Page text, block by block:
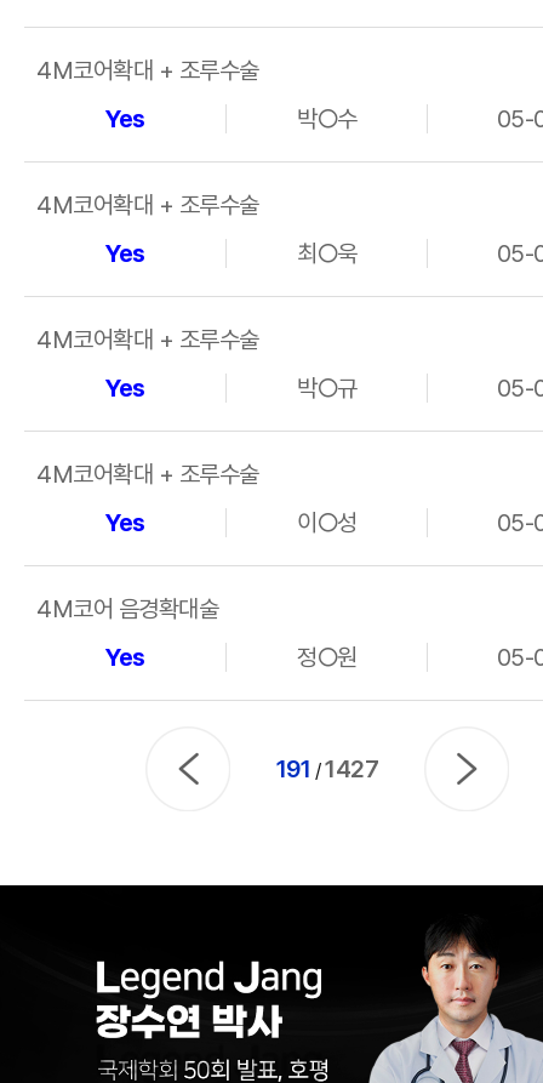
4M코어확대 + 조루수술
Yes
박○수 05-
4M코어확대 + 조루수술
Yes
최○욱 05-
4M코어확대 + 조루수술
Yes
박○규 05-
4M코어확대 + 조루수술
Yes
이○성 05-
4M코어 음경확대술
Yes
정○원 05-
191 /1427